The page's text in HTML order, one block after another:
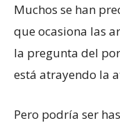
Muchos se han
que ocasiona las
la pregunta del
está atrayendo la
Pero podría ser